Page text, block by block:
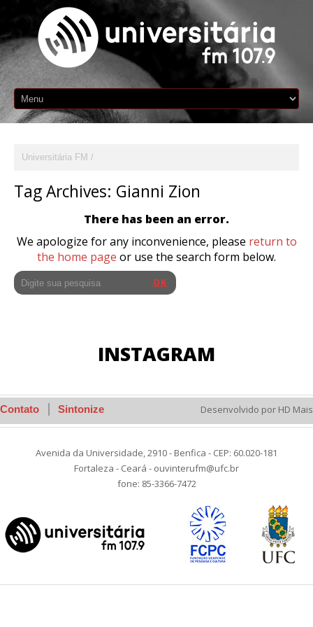
Universitária FM
Tag Archives: Gianni Zion
There has been an error.
We apologize for any inconvenience, please return to
the home page or use the search form below.
INSTAGRAM
Contato Sintonize Desenvolvido por HD Mais
Avenida da Universidade, 2910 - Benfica - CEP: 60.020-181
Fortaleza - Ceará - ouvinterufm@ufc.br
fone: 85-3366-7472